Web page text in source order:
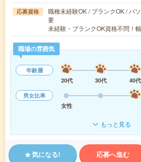
応募資格
職種未経験OK / ブランクOK / パ
要
未経験・ブランクOK資格不問！
職場の雰囲気
年齢層
20代
30代 40代
男女比率
女性
もっと見る
気になる! 応募へ進む